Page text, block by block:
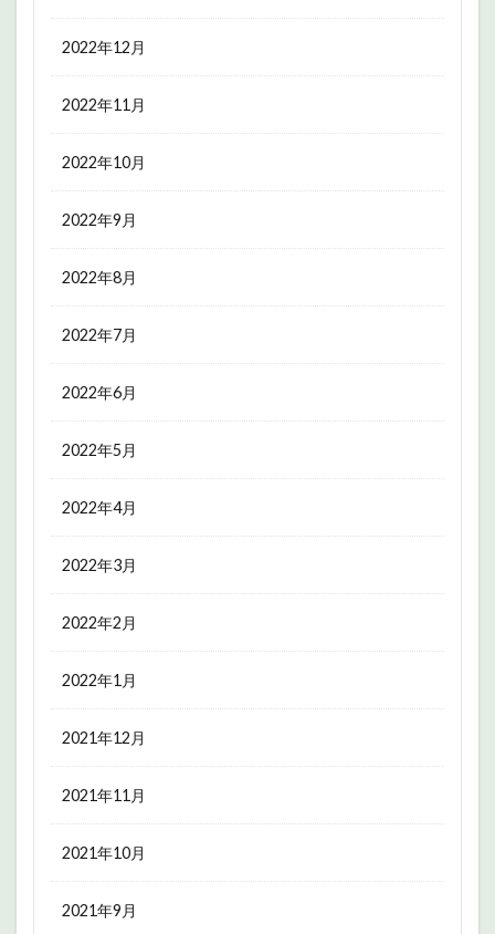
2022年12月
2022年11月
2022年10月
2022年9月
2022年8月
2022年7月
2022年6月
2022年5月
2022年4月
2022年3月
2022年2月
2022年1月
2021年12月
2021年11月
2021年10月
2021年9月